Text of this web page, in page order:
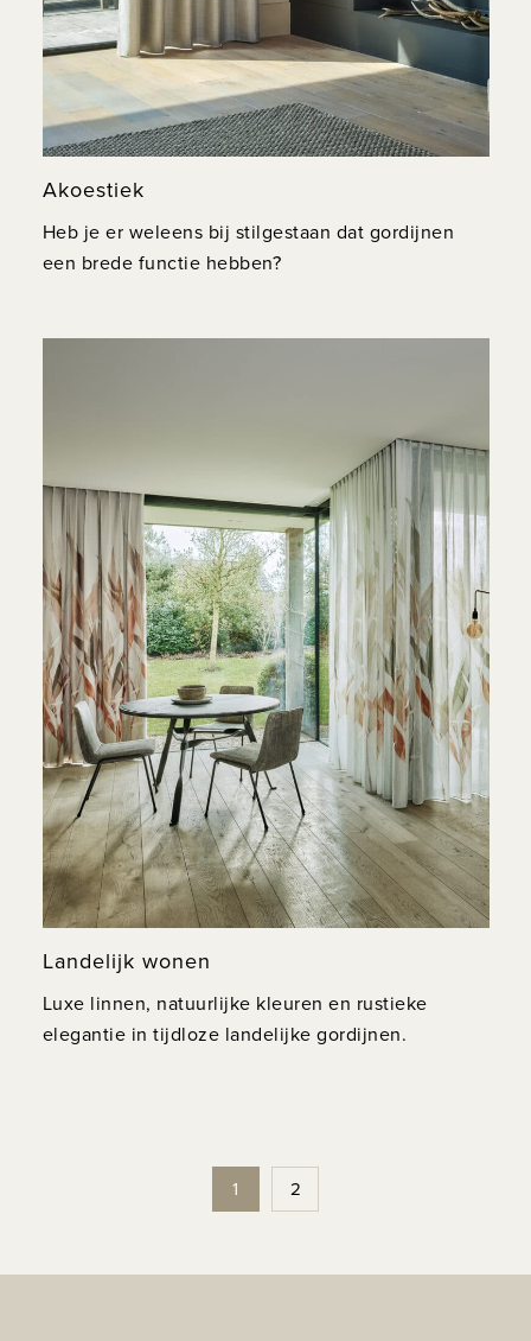
Akoestiek
Heb je er weleens bij stilgestaan dat gordijnen
een brede functie hebben?
Landelijk wonen
Luxe linnen, natuurlijke kleuren en rustieke
elegantie in tijdloze landelijke gordijnen.
1 2